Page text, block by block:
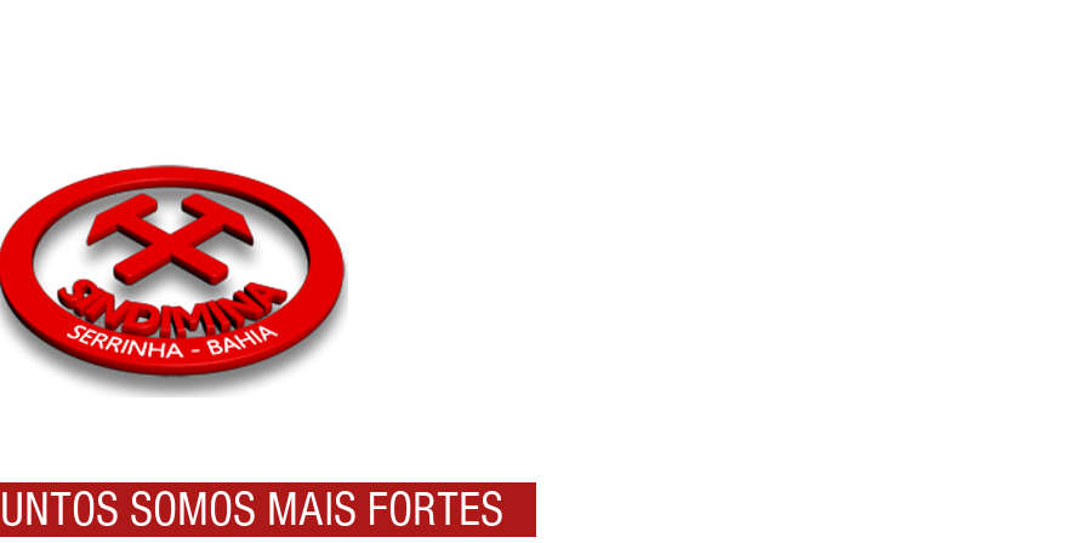
SOMOS MAIS FORTES